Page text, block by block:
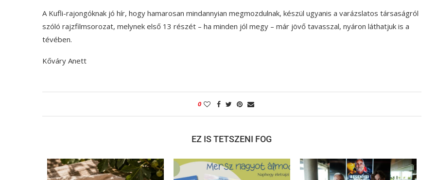
A Kufli-rajongóknak jó hír, hogy hamarosan mindannyian megmozdulnak, készül ugyanis a varázslatos társaságról
szóló rajzfilmsorozat, melynek első 13 részét – ha minden jól megy – már jövő tavasszal, nyáron láthatjuk is a
tévében.
Kőváry Anett
0
EZ IS TETSZENI FOG